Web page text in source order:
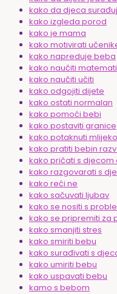
kako da djeca
kako izgleda porod
kako je mama
kako motivirati
kako napreduje beba
kako naučiti
kako naučiti učiti
kako odgojiti dijete
kako ostati normalan
kako pomoći bebi
kako postaviti granice
kako potaknuti mlijeko
kako pratiti bebin
kako pričati s djecom
kako razgovarati s
kako reći ne
kako sačuvati ljubav
kako se nositi s
kako se pripremiti za
kako smanjiti stres
kako smiriti bebu
kako surađivati s
kako umiriti bebu
kako uspavati bebu
kamo s bebom